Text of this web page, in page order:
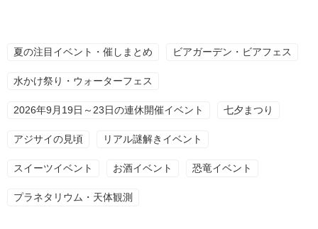
夏の注目イベント・催しまとめ ビアガーデン・ビアフェス
水かけ祭り・ウォーターフェス
2026年9月19日～23日の連休開催イベント 七夕まつり
アジサイの見頃 リアル謎解きイベント
スイーツイベント お酒イベント 恐竜イベント
プラネタリウム・天体観測